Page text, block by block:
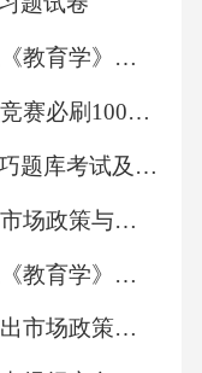
殖，严重时
发的问题非常
染”问题，D项
2025年县乡教师选调考试《教育学》试卷含答案详解（培优b卷）
2025年云南省《保密知识竞赛必刷100题》考试题库及完整答案详解【名师系列】
初中数学函数图像变换技巧题库考试及答案
2025年演出经纪人之演出市场政策与法律法规考试题库附参考答案详解（研优卷）
2025年县乡教师选调考试《教育学》每日一练试卷附答案详解ab卷
2025年演出经纪人之《演出市场政策与法律法规》考前冲刺练习题库附答案详解（轻巧夺冠）